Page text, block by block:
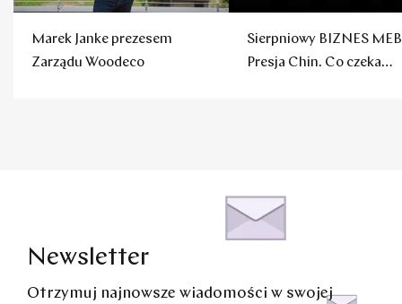
Marek Janke prezesem
Zarządu Woodeco
Sierpniowy BIZNES
Presja Chin. Co czeka
Newsletter
Otrzymuj najnowsze wiadomości w swojej